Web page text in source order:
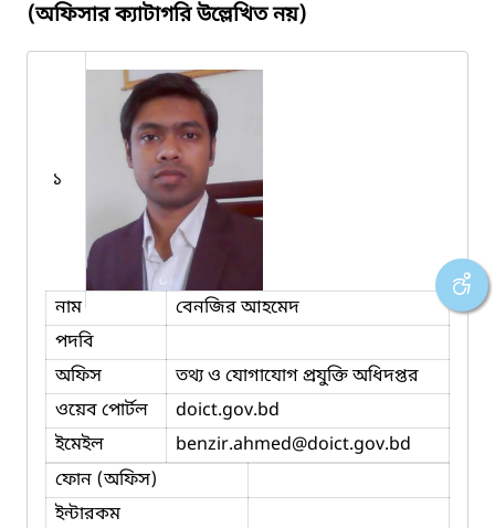
(অফিসার ক্যাটাগরি উল্লেখিত নয়)
১
নাম
বেনজির আহমেদ
পদবি
অফিস
তথ্য ও যোগাযোগ প্রযুক্তি অধিদপ্তর
ওয়েব পোর্টল
doict.gov.bd
ইমেইল
benzir.ahmed@doict.gov.bd
ফোন (অফিস)
ইন্টারকম